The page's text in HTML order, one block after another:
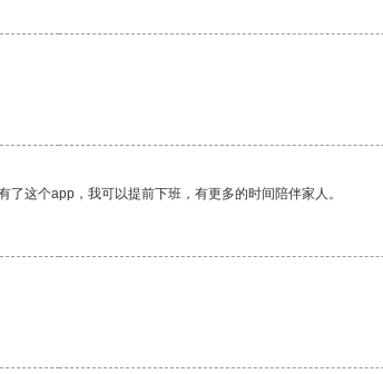
这个app，我可以提前下班，有更多的时间陪伴家人。